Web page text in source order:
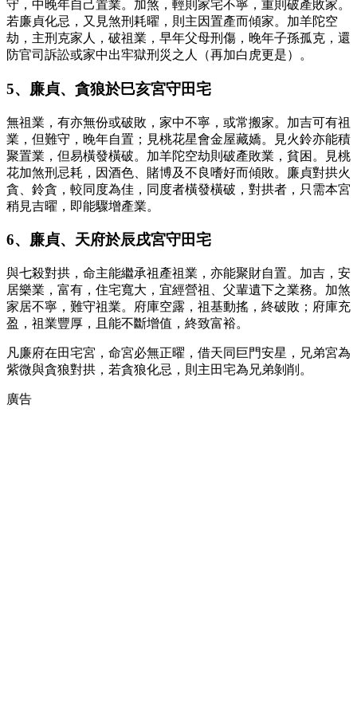
守，中晚年自己置業。加煞，輕則家宅不寧，重則破產敗家。
若廉貞化忌，又見煞刑耗曜，則主因置產而傾家。加羊陀空
劫，主刑克家人，破祖業，早年父母刑傷，晚年子孫孤克，還
防官司訴訟或家中出牢獄刑災之人（再加白虎更是）。
5、廉貞、貪狼於巳亥宮守田宅
無祖業，有亦無份或破敗，家中不寧，或常搬家。加吉可有祖
業，但難守，晚年自置；見桃花星會金屋藏嬌。見火鈴亦能積
聚置業，但易橫發橫破。加羊陀空劫則破產敗業，貧困。見桃
花加煞刑忌耗，因酒色、賭博及不良嗜好而傾敗。廉貞對拱火
貪、鈴貪，較同度為佳，同度者橫發橫破，對拱者，只需本宮
稍見吉曜，即能驟增產業。
6、廉貞、天府於辰戌宮守田宅
與七殺對拱，命主能繼承祖產祖業，亦能聚財自置。加吉，安
居樂業，富有，住宅寬大，宜經營祖、父輩遺下之業務。加煞
家居不寧，難守祖業。府庫空露，祖基動搖，終破敗；府庫充
盈，祖業豐厚，且能不斷增值，終致富裕。
凡廉府在田宅宮，命宮必無正曜，借天同巨門安星，兄弟宮為
紫微與貪狼對拱，若貪狼化忌，則主田宅為兄弟剝削。
廣告